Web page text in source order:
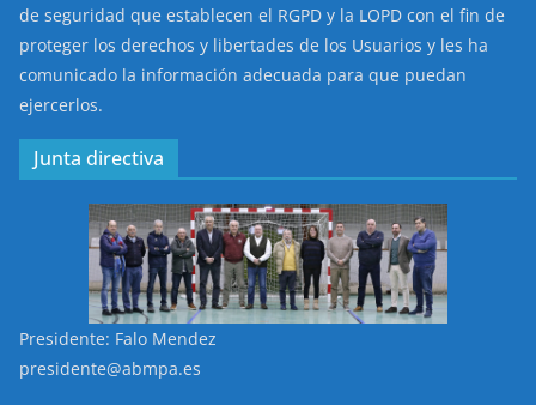
de seguridad que establecen el RGPD y la LOPD con el fin de
proteger los derechos y libertades de los Usuarios y les ha
comunicado la información adecuada para que puedan
ejercerlos.
Junta directiva
Presidente: Falo Mendez
presidente@abmpa.es